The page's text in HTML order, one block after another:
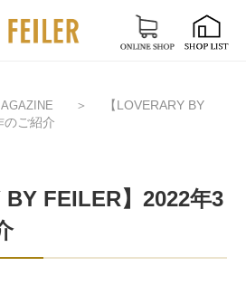
＞
【LOVERARY BY
のご紹介
BY FEILER】2022年3